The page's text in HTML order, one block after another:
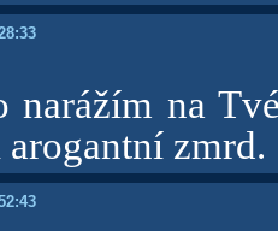
narážím na
arogantní zmrd.